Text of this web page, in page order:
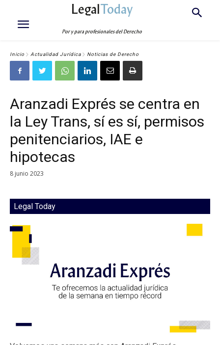
LegalToday
Por y para profesionales del Derecho
Inicio Actualidad Jurídica Noticias de Derecho
Aranzadi Exprés se centra en
la Ley Trans, sí es sí, permisos
penitenciarios, IAE e
hipotecas
8 junio 2023
Legal Today